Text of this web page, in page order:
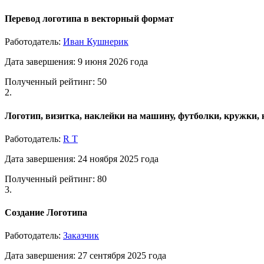
Перевод логотипа в векторный формат
Работодатель: Иван Кушнерик
Дата завершения: 9 июня 2026 года
Полученный рейтинг: 50
2.
Логотип, визитка, наклейки на машину, футболки, кружки,
Работодатель: R T
Дата завершения: 24 ноября 2025 года
Полученный рейтинг: 80
3.
Создание Логотипа
Работодатель: Заказчик
Дата завершения: 27 сентября 2025 года